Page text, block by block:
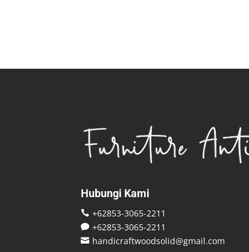
Hubungi Kami
 +62853-3065-2211
 +62853-3065-2211
 handicraftwoodsolid@gmail.com